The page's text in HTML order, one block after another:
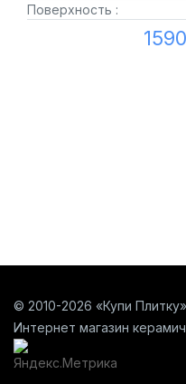
Поверхность :
© 2010-2026 «Купи Плитку»
Интернет магазин